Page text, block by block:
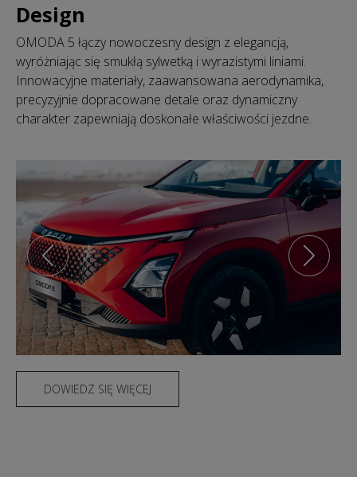
Design
OMODA 5 łączy nowoczesny design z elegancją,
wyróżniając się smukłą sylwetką i wyrazistymi liniami.
Innowacyjne materiały, zaawansowana aerodynamika,
precyzyjnie dopracowane detale oraz dynamiczny
charakter zapewniają doskonałe właściwości jezdne.
DOWIEDZ SIĘ WIĘCEJ